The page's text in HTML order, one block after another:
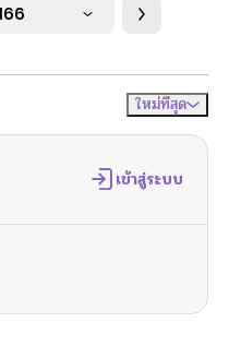
ใหม่ที่สุด
เข้าสู่ระบบ